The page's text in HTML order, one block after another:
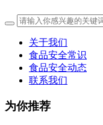
关于我们
食品安全常识
食品安全动态
联系我们
为你推荐